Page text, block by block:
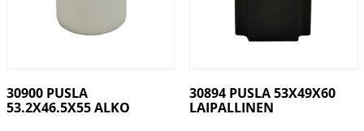
30900 PUSLA
53.2X46.5X55 ALKO
30894 PUSLA 53X49X60
LAIPALLINEN